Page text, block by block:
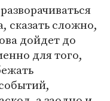
сказать сложно,
дойдет до
для того,